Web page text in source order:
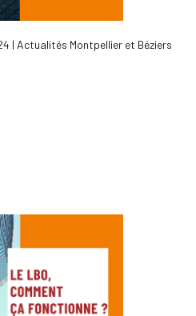
| Actualités Montpellier et Béziers